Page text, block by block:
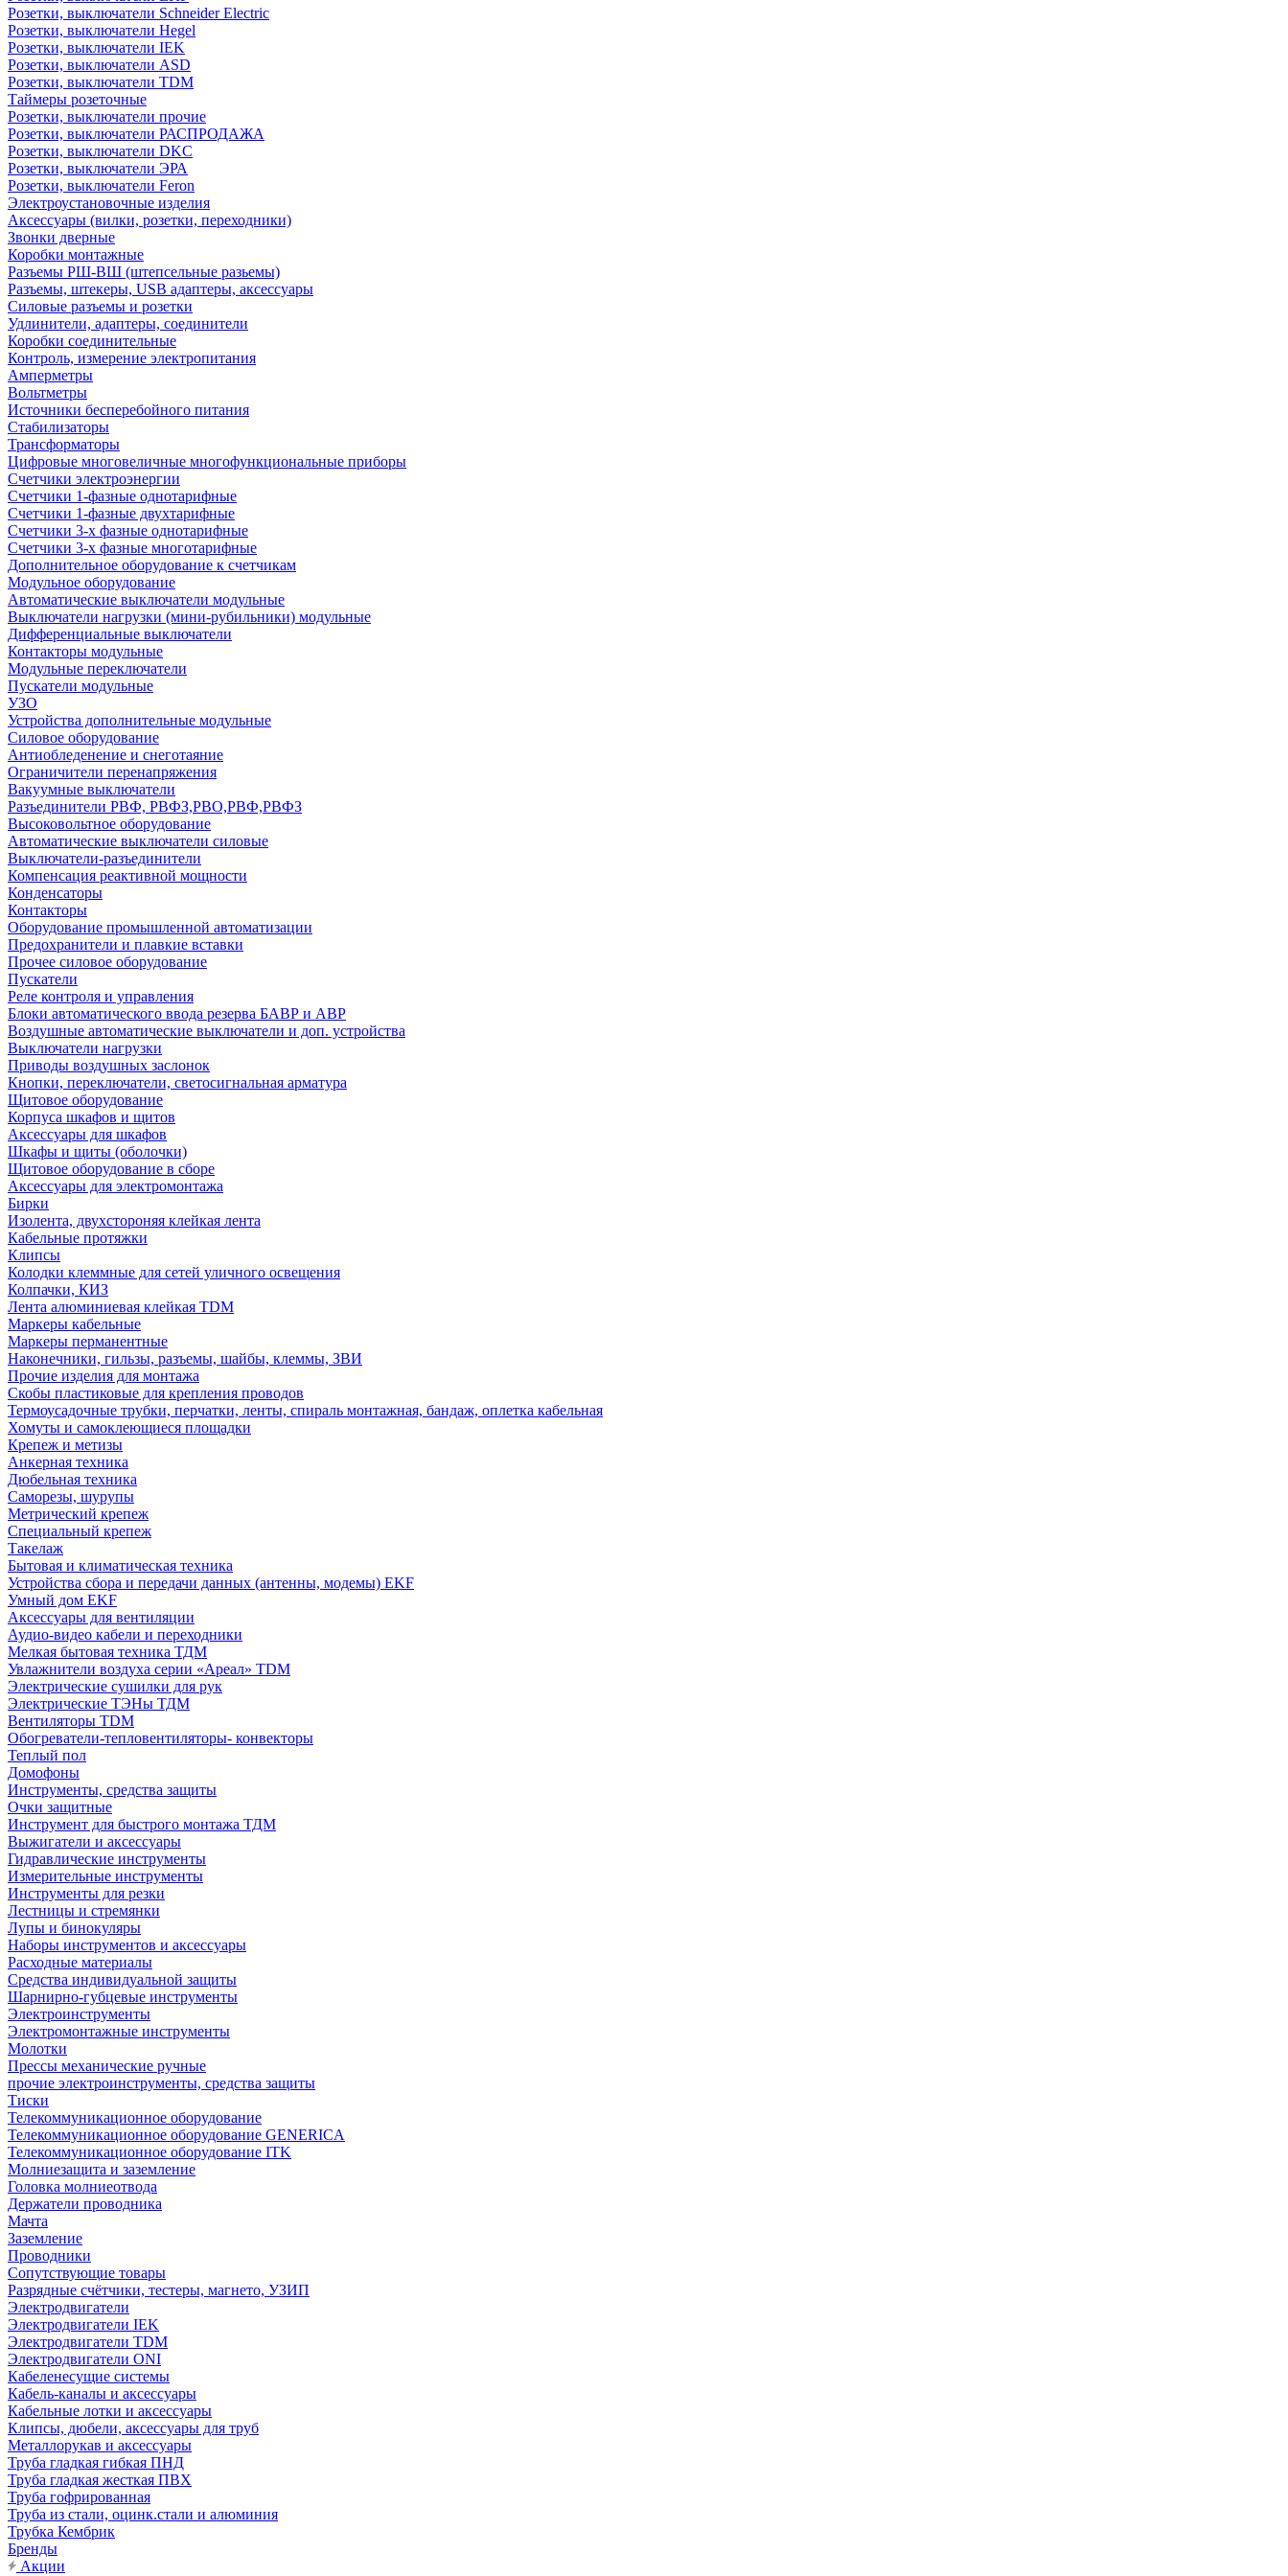
Розетки, выключатели Schneider Electric
Розетки, выключатели Hegel
Розетки, выключатели IEK
Розетки, выключатели ASD
Розетки, выключатели TDM
Таймеры розеточные
Розетки, выключатели прочие
Розетки, выключатели РАСПРОДАЖА
Розетки, выключатели DKC
Розетки, выключатели ЭРА
Розетки, выключатели Feron
Электроустановочные изделия
Аксессуары (вилки, розетки, переходники)
Звонки дверные
Коробки монтажные
Разъемы РШ-ВШ (штепсельные разьемы)
Разъемы, штекеры, USB адаптеры, аксессуары
Силовые разъемы и розетки
Удлинители, адаптеры, соединители
Коробки соединительные
Контроль, измерение электропитания
Амперметры
Вольтметры
Источники бесперебойного питания
Стабилизаторы
Трансформаторы
Цифровые многовеличные многофункциональные приборы
Счетчики электроэнергии
Счетчики 1-фазные однотарифные
Счетчики 1-фазные двухтарифные
Счетчики 3-х фазные однотарифные
Счетчики 3-х фазные многотарифные
Дополнительное оборудование к счетчикам
Модульное оборудование
Автоматические выключатели модульные
Выключатели нагрузки (мини-рубильники) модульные
Дифференциальные выключатели
Контакторы модульные
Модульные переключатели
Пускатели модульные
УЗО
Устройства дополнительные модульные
Силовое оборудование
Антиобледенение и снеготаяние
Ограничители перенапряжения
Вакуумные выключатели
Разъединители РВФ, РВФЗ,РВО,РВФ,РВФЗ
Высоковольтное оборудование
Автоматические выключатели cиловые
Выключатели-разъединители
Компенсация реактивной мощности
Конденсаторы
Контакторы
Оборудование промышленной автоматизации
Предохранители и плавкие вставки
Прочее силовое оборудование
Пускатели
Реле контроля и управления
Блоки автоматического ввода резерва БАВР и АВР
Воздушные автоматические выключатели и доп. устройства
Выключатели нагрузки
Приводы воздушных заслонок
Кнопки, переключатели, светосигнальная арматура
Щитовое оборудование
Корпуса шкафов и щитов
Аксессуары для шкафов
Шкафы и щиты (оболочки)
Щитовое оборудование в сборе
Аксессуары для электромонтажа
Бирки
Изолента, двухстороняя клейкая лента
Кабельные протяжки
Клипсы
Колодки клеммные для сетей уличного освещения
Колпачки, КИЗ
Лента алюминиевая клейкая TDM
Маркеры кабельные
Маркеры перманентные
Наконечники, гильзы, разъемы, шайбы, клеммы, ЗВИ
Прочие изделия для монтажа
Скобы пластиковые для крепления проводов
Термоусадочные трубки, перчатки, ленты, спираль монтажная, бандаж, оплетка кабельная
Хомуты и самоклеющиеся площадки
Крепеж и метизы
Анкерная техника
Дюбельная техника
Саморезы, шурупы
Метрический крепеж
Специальный крепеж
Такелаж
Бытовая и климатическая техника
Устройства сбора и передачи данных (антенны, модемы) EKF
Умный дом EKF
Аксессуары для вентиляции
Аудио-видео кабели и переходники
Мелкая бытовая техника ТДМ
Увлажнители воздуха серии «Ареал» TDM
Электрические сушилки для рук
Электрические ТЭНы ТДМ
Вентиляторы TDM
Обогреватели-тепловентиляторы- конвекторы
Теплый пол
Домофоны
Инструменты, средства защиты
Очки защитные
Инструмент для быстрого монтажа ТДМ
Выжигатели и аксессуары
Гидравлические инструменты
Измерительные инструменты
Инструменты для резки
Лестницы и стремянки
Лупы и бинокуляры
Наборы инструментов и аксессуары
Расходные материалы
Средства индивидуальной защиты
Шарнирно-губцевые инструменты
Электроинструменты
Электромонтажные инструменты
Молотки
Прессы механические ручные
прочие электроинструменты, средства защиты
Тиски
Телекоммуникационное оборудование
Телекоммуникационное оборудование GENERICA
Телекоммуникационное оборудование ITK
Молниезащита и заземление
Головка молниеотвода
Держатели проводника
Мачта
Заземление
Проводники
Сопутствующие товары
Разрядные счётчики, тестеры, магнето, УЗИП
Электродвигатели
Электродвигатели IEK
Электродвигатели TDM
Электродвигатели ONI
Кабеленесущие системы
Кабель-каналы и аксессуары
Кабельные лотки и аксессуары
Клипсы, дюбели, аксессуары для труб
Металлорукав и аксессуары
Труба гладкая гибкая ПНД
Труба гладкая жесткая ПВХ
Труба гофрированная
Труба из стали, оцинк.стали и алюминия
Трубка Кембрик
Бренды
Акции